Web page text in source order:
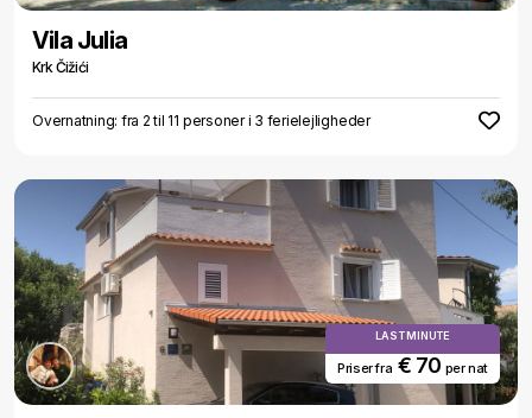
Vila Julia
Krk Čižići
Overnatning: fra 2 til 11 personer i 3 ferielejligheder
LAST MINUTE
Priser fra€ 70 per nat